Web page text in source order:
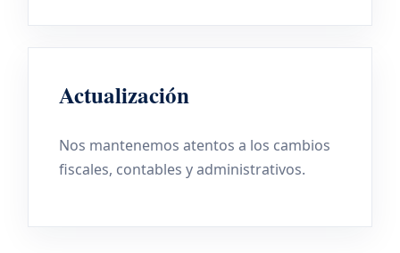
Actualización
Nos mantenemos atentos a los cambios
fiscales, contables y administrativos.